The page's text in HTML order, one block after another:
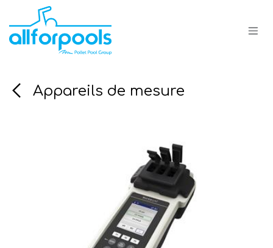
Se rendre au contenu
Appareils de mesure